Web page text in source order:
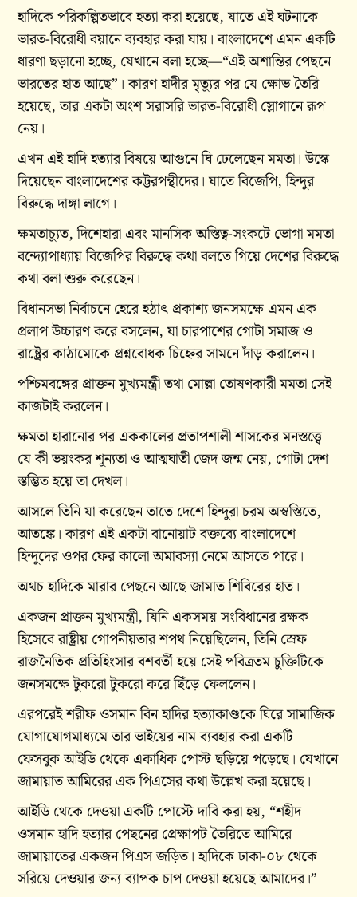
হাদিকে পরিকল্পিতভাবে হত্যা করা হয়েছে, যাতে এই ঘটনাকে
ভারত-বিরোধী বয়ানে ব্যবহার করা যায়। বাংলাদেশে এমন একটি
ধারণা ছড়ানো হচ্ছে, যেখানে বলা হচ্ছে—“এই অশান্তির পেছনে
ভারতের হাত আছে”। কারণ হাদীর মৃত্যুর পর যে ক্ষোভ তৈরি
হয়েছে, তার একটা অংশ সরাসরি ভারত-বিরোধী স্লোগানে রূপ
নেয়।
এখন এই হাদি হত্যার বিষয়ে আগুনে ঘি ঢেলেছেন মমতা। উস্কে
দিয়েছেন বাংলাদেশের কট্টরপন্থীদের। যাতে বিজেপি, হিন্দুর
বিরুদ্ধে দাঙ্গা লাগে।
ক্ষমতাচ্যুত, দিশেহারা এবং মানসিক অস্তিত্ব-সংকটে ভোগা মমতা
বন্দ্যোপাধ্যায় বিজেপির বিরুদ্ধে কথা বলতে গিয়ে দেশের বিরুদ্ধে
কথা বলা শুরু করেছেন।
বিধানসভা নির্বাচনে হেরে হঠাৎ প্রকাশ্য জনসমক্ষে এমন এক
প্রলাপ উচ্চারণ করে বসলেন, যা চারপাশের গোটা সমাজ ও
রাষ্ট্রের কাঠামোকে প্রশ্নবোধক চিহ্নের সামনে দাঁড় করালেন।
পশ্চিমবঙ্গের প্রাক্তন মুখ্যমন্ত্রী তথা মোল্লা তোষণকারী মমতা সেই
কাজটাই করলেন।
ক্ষমতা হারানোর পর এককালের প্রতাপশালী শাসকের মনস্তত্ত্বে
যে কী ভয়ংকর শূন্যতা ও আত্মঘাতী জেদ জন্ম নেয়, গোটা দেশ
স্তম্ভিত হয়ে তা দেখল।
আসলে তিনি যা করেছেন তাতে দেশে হিন্দুরা চরম অস্বস্তিতে,
আতঙ্কে। কারণ এই একটা বানোয়াট বক্তব্যে বাংলাদেশে
হিন্দুদের ওপর ফের কালো অমাবস্যা নেমে আসতে পারে।
অথচ হাদিকে মারার পেছনে আছে জামাত শিবিরের হাত।
একজন প্রাক্তন মুখ্যমন্ত্রী, যিনি একসময় সংবিধানের রক্ষক
হিসেবে রাষ্ট্রীয় গোপনীয়তার শপথ নিয়েছিলেন, তিনি স্রেফ
রাজনৈতিক প্রতিহিংসার বশবর্তী হয়ে সেই পবিত্রতম চুক্তিটিকে
জনসমক্ষে টুকরো টুকরো করে ছিঁড়ে ফেললেন।
এরপরেই শরীফ ওসমান বিন হাদির হত্যাকাণ্ডকে ঘিরে সামাজিক
যোগাযোগমাধ্যমে তার ভাইয়ের নাম ব্যবহার করা একটি
ফেসবুক আইডি থেকে একাধিক পোস্ট ছড়িয়ে পড়েছে। যেখানে
জামায়াত আমিরের এক পিএসের কথা উল্লেখ করা হয়েছে।
আইডি থেকে দেওয়া একটি পোস্টে দাবি করা হয়, “শহীদ
ওসমান হাদি হত্যার পেছনের প্রেক্ষাপট তৈরিতে আমিরে
জামায়াতের একজন পিএস জড়িত। হাদিকে ঢাকা-০৮ থেকে
সরিয়ে দেওয়ার জন্য ব্যাপক চাপ দেওয়া হয়েছে আমাদের।”